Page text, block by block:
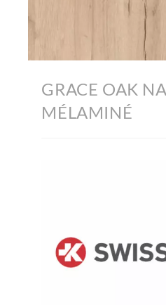
GRACE OAK
MÉLAMINÉ